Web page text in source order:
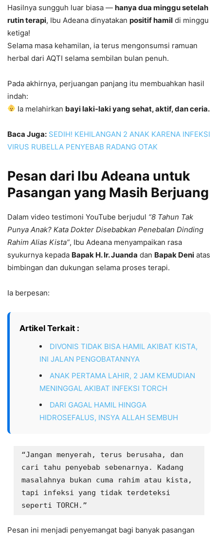
Hasilnya sungguh luar biasa — hanya dua minggu setelah
rutin terapi, Ibu Adeana dinyatakan positif hamil di minggu
ketiga!
Selama masa kehamilan, ia terus mengonsumsi ramuan
herbal dari AQTI selama sembilan bulan penuh.
Pada akhirnya, perjuangan panjang itu membuahkan hasil
indah:
Ia melahirkan bayi laki-laki yang sehat, aktif, dan ceria.
Baca Juga: SEDIH! KEHILANGAN 2 ANAK KARENA INFEKSI
VIRUS RUBELLA PENYEBAB RADANG OTAK
Pesan dari Ibu Adeana untuk
Pasangan yang Masih Berjuang
Dalam video testimoni YouTube berjudul “8 Tahun Tak
Punya Anak? Kata Dokter Disebabkan Penebalan Dinding
Rahim Alias Kista”, Ibu Adeana menyampaikan rasa
syukurnya kepada Bapak H. Ir. Juanda dan Bapak Deni atas
bimbingan dan dukungan selama proses terapi.
Ia berpesan:
Artikel Terkait :
DIVONIS TIDAK BISA HAMIL AKIBAT KISTA,
INI JALAN PENGOBATANNYA
ANAK PERTAMA LAHIR, 2 JAM KEMUDIAN
MENINGGAL AKIBAT INFEKSI TORCH
DARI GAGAL HAMIL HINGGA
HIDROSEFALUS, INSYA ALLAH SEMBUH
“Jangan menyerah, terus berusaha, dan
cari tahu penyebab sebenarnya. Kadang
masalahnya bukan cuma rahim atau kista,
tapi infeksi yang tidak terdeteksi
seperti TORCH.”
Pesan ini menjadi penyemangat bagi banyak pasangan